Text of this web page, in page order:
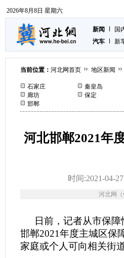
2026年8月8日 星期六
新闻 国
汽车
新
当前位置： 河北网首页 地区新闻
石家庄 秦皇岛
廊坊
保定
邯郸
河北邯郸2021年
时间:2021-04-
河北网（
日前，记者从市保
邯郸2021年度主城区保
家庭或个人可向相关街